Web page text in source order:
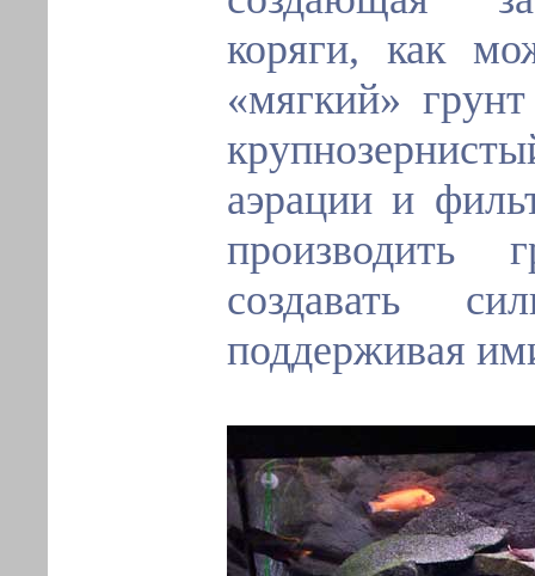
коряги, как
«мягкий»
аэрации и
производить
создавать
поддерживая